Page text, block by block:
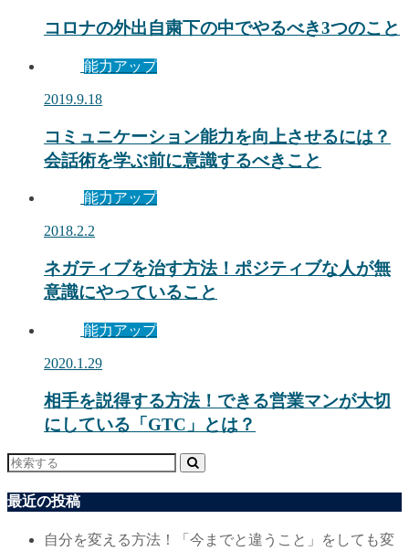
コロナの外出自粛下の中でやるべき3つのこと
能力アップ
2019.9.18
コミュニケーション能力を向上させるには？
会話術を学ぶ前に意識するべきこと
能力アップ
2018.2.2
ネガティブを治す方法！ポジティブな人が無
意識にやっていること
能力アップ
2020.1.29
相手を説得する方法！できる営業マンが大切
にしている「GTC」とは？
最近の投稿
自分を変える方法！「今までと違うこと」をしても変